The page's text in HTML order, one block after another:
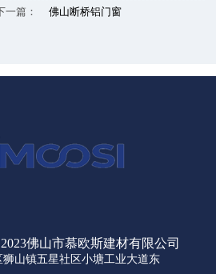
一篇： 佛山断桥铝门窗
佛山市慕欧斯建材有限公司
狮山镇五星社区小塘工业大道东